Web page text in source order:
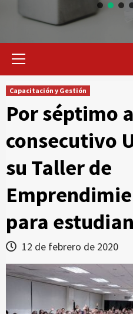
Primary
Capacitación y Gestión
Por séptimo
consecutivo
su Taller de
para
12 de febrero de 2020